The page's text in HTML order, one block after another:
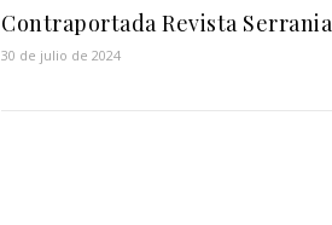
Contraportada Revista Serrania
30 de julio de 2024